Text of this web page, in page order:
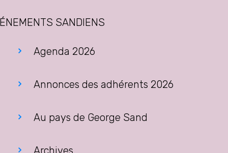
SANDIENS
Agenda 2026
Annonces des adhérents 2026
Au pays de George Sand
Archives